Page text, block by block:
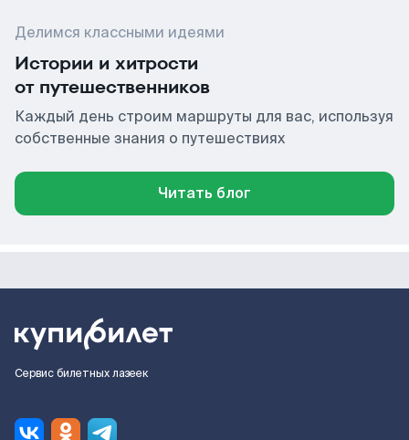
Делимся классными идеями
Истории и хитрости
от путешественников
Каждый день строим маршруты для вас, используя
собственные знания о путешествиях
Читать блог
Сервис билетных лазеек